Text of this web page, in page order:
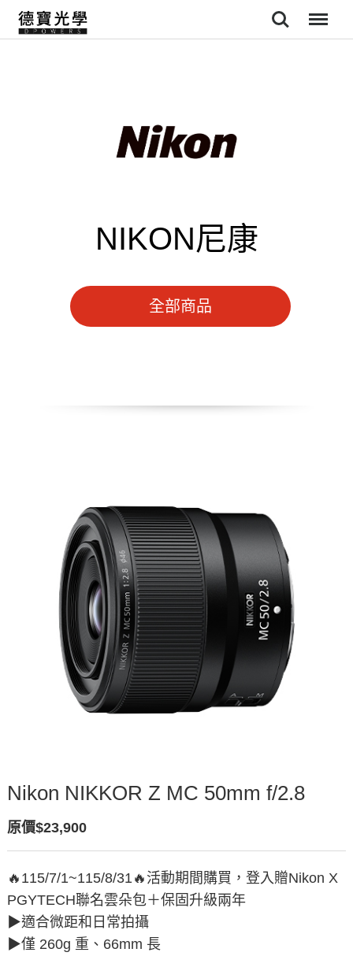
Search
NIKON尼康
全部商品
Nikon NIKKOR Z MC 50mm f/2.8
原價$23,900
🔥115/7/1~115/8/31🔥活動期間購買，登入贈Nikon X
PGYTECH聯名雲朵包＋保固升級兩年
▶︎適合微距和日常拍攝
▶︎僅 260g 重、66mm 長